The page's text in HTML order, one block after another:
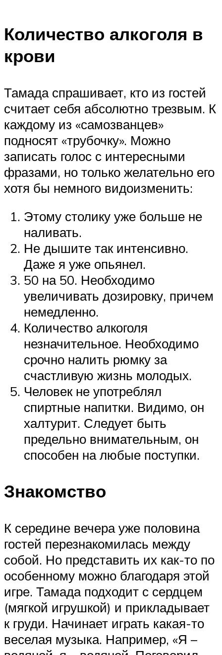
Количество алкоголя в
крови
Тамада спрашивает, кто из гостей
считает себя абсолютно трезвым. К
каждому из «самозванцев»
подносят «трубочку». Можно
записать голос с интересными
фразами, но только желательно его
хотя бы немного видоизменить:
Этому столику уже больше не
наливать.
Не дышите так интенсивно.
Даже я уже опьянел.
50 на 50. Необходимо
увеличивать дозировку, причем
немедленно.
Количество алкоголя
незначительное. Необходимо
срочно налить рюмку за
счастливую жизнь молодых.
Человек не употреблял
спиртные напитки. Видимо, он
халтурит. Следует быть
предельно внимательным, он
способен на любые поступки.
Знакомство
К середине вечера уже половина
гостей перезнакомилась между
собой. Но представить их как-то по
особенному можно благодаря этой
игре. Тамада подходит с сердцем
(мягкой игрушкой) и прикладывает
к груди. Начинает играть какая-то
веселая музыка. Например, «Я –